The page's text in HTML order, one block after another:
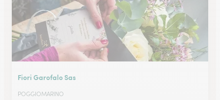
Fiori Garofalo Sas
POGGIOMARINO